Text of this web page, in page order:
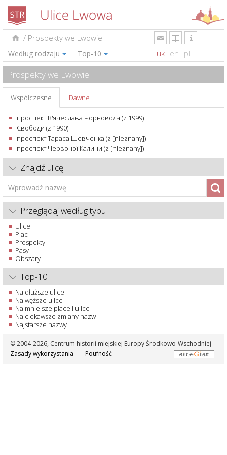
/ Prospekty we Lwowie
Według rodzaju Top-10 uk en pl
Prospekty we Lwowie
Współczesne Dawne
проспект В'ячеслава Чорновола (z 1999)
Свободи (z 1990)
проспект Тараса Шевченка (z [nieznany])
проспект Червоної Калини (z [nieznany])
Znajdź ulicę
Przeglądaj według typu
Ulice
Plac
Prospekty
Pasy
Obszary
Top-10
Najdłuższe ulice
Najwęższe ulice
Najmniejsze place i ulice
Najciekawsze zmiany nazw
Najstarsze nazwy
© 2004-2026, Centrum historii miejskiej Europy Środkowo-Wschodniej
Zasady wykorzystania
Poufność